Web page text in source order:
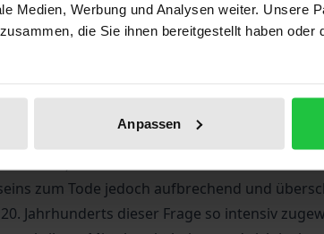
Medien, Werbung und Analysen weiter. Unsere
die Sie ihnen bereitgestellt haben oder
Anpassen
Bibliographical data
und digitalen Technifizierung, in welcher
ist keine Frage für ein ernsthaftes
der „Kritik der reinen Vernunft“ gestellte:
A 805). Husserls Methode kritisch
zum Tode jedoch aufbrechend und
Jahrhunderts dieser Frage so intensiv